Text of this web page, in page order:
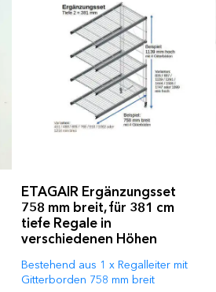
ETAGAIR Ergänzungsset
758 mm breit, für 381 cm
tiefe Regale in
verschiedenen Höhen
Bestehend aus 1 x Regalleiter mit
Gitterborden 758 mm breit